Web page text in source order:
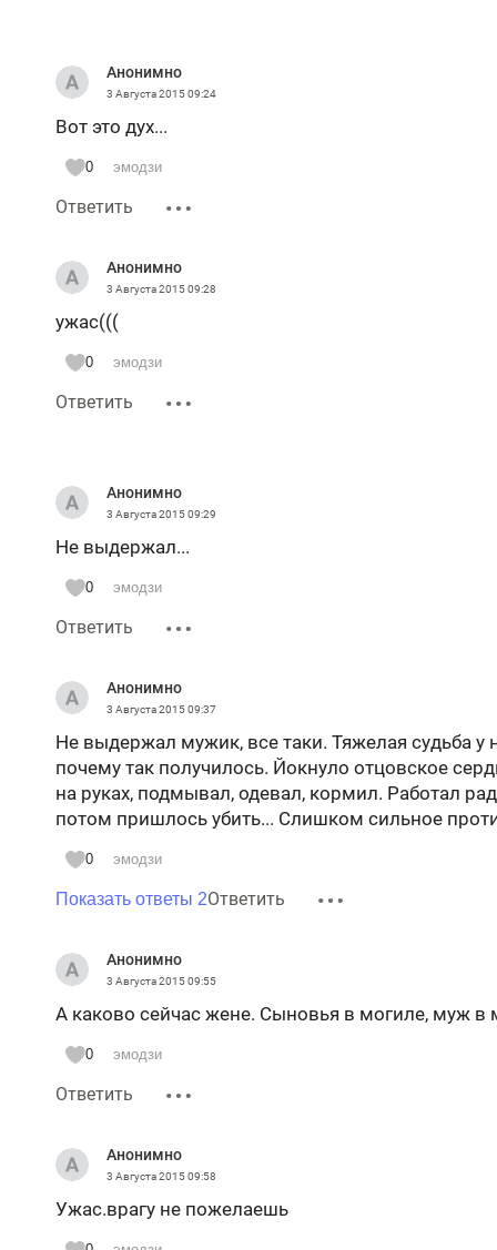
Анонимно
3 Августа 201509:24
Вот это дух...
0 эмодзи
Ответить
Анонимно
3 Августа 201509:28
ужас(((
0 эмодзи
Ответить
Анонимно
3 Августа 201509:29
Не выдержал...
0 эмодзи
Ответить
Анонимно
3 Августа 201509:37
Не выдержал мужик, все таки. Тяжелая судьба у
почему так получилось. Йокнуло отцовское
на руках, подмывал, одевал, кормил. Работал
потом пришлось убить... Слишком сильное
0 эмодзи
Показать ответы 2Ответить
Анонимно
3 Августа 201509:55
А каково сейчас жене. Сыновья в могиле, муж в
0 эмодзи
Ответить
Анонимно
3 Августа 201509:58
Ужас.врагу не пожелаешь